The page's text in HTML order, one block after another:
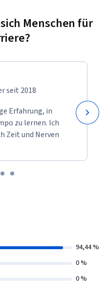
Menschen für
seit 2018
Erfahrung, in
zu lernen. Ich
Zeit und Nerven
94,44 %
0 %
0 %